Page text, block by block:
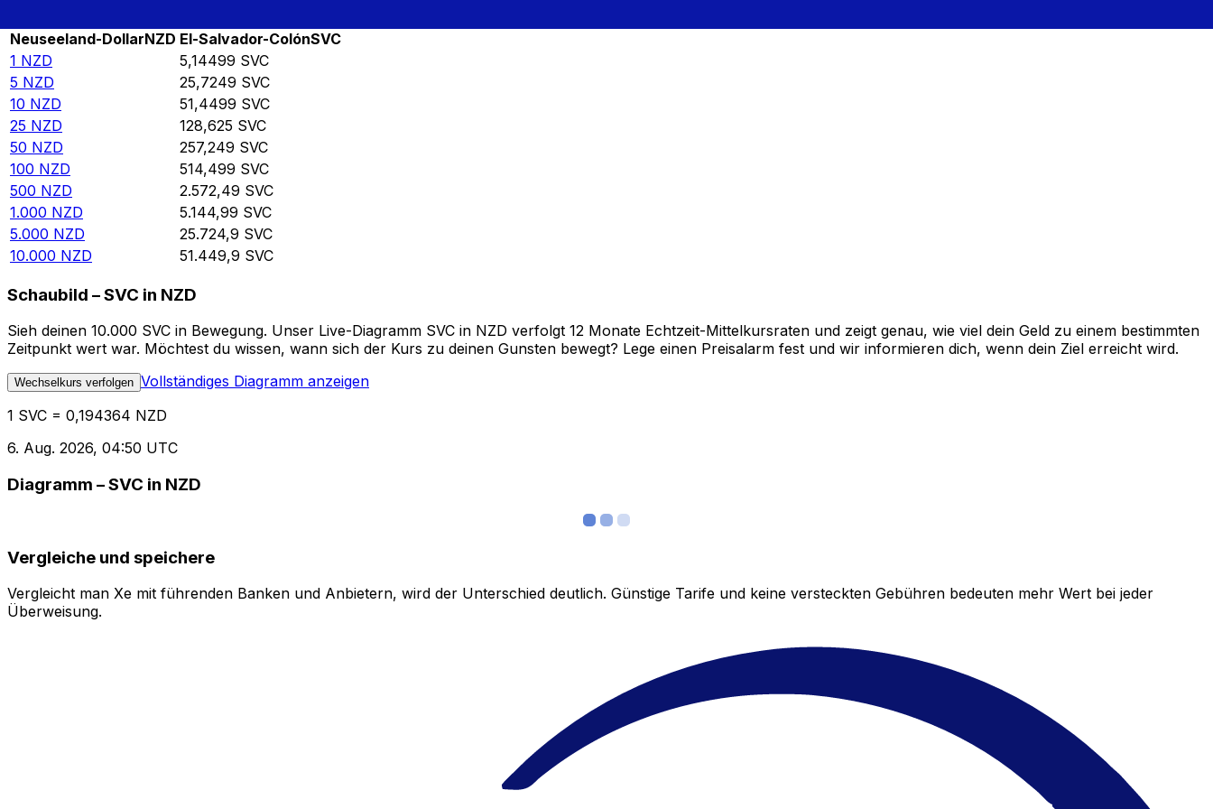
Neuseeland-DollarNZD El-Salvador-ColónSVC
1 NZD 5,14499 SVC
5 NZD 25,7249 SVC
10 NZD 51,4499 SVC
25 NZD 128,625 SVC
50 NZD 257,249 SVC
100 NZD 514,499 SVC
500 NZD 2.572,49 SVC
1.000 NZD 5.144,99 SVC
5.000 NZD 25.724,9 SVC
10.000 NZD 51.449,9 SVC
Schaubild – SVC in NZD
Sieh deinen 10.000 SVC in Bewegung. Unser Live-Diagramm SVC in NZD verfolgt 12 Monate Echtzeit-Mittelkursraten und zeigt genau, wie viel dein Geld zu einem bestimmten
Zeitpunkt wert war. Möchtest du wissen, wann sich der Kurs zu deinen Gunsten bewegt? Lege einen Preisalarm fest und wir informieren dich, wenn dein Ziel erreicht wird.
Wechselkurs verfolgen Vollständiges Diagramm anzeigen
1 SVC = 0,194364 NZD
6. Aug. 2026, 04:50 UTC
Diagramm – SVC in NZD
Vergleiche und speichere
Vergleicht man Xe mit führenden Banken und Anbietern, wird der Unterschied deutlich. Günstige Tarife und keine versteckten Gebühren bedeuten mehr Wert bei jeder
Überweisung.